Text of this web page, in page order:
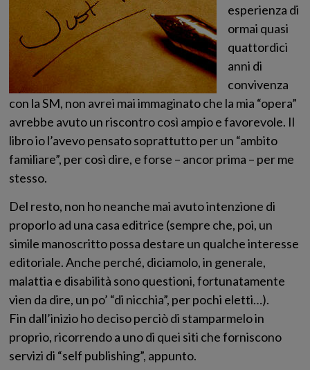
esperienza di
ormai quasi
quattordici
anni di
convivenza
con la SM, non avrei mai immaginato che la mia “opera”
avrebbe avuto un riscontro così ampio e favorevole. Il
libro io l’avevo pensato soprattutto per un “ambito
familiare”, per così dire, e forse – ancor prima – per me
stesso.
Del resto, non ho neanche mai avuto intenzione di
proporlo ad una casa editrice (sempre che, poi, un
simile manoscritto possa destare un qualche interesse
editoriale. Anche perché, diciamolo, in generale,
malattia e disabilità sono questioni, fortunatamente
vien da dire, un po’ “di nicchia”, per pochi eletti…).
Fin dall’inizio ho deciso perciò di stamparmelo in
proprio, ricorrendo a uno di quei siti che forniscono
servizi di “self publishing”, appunto.